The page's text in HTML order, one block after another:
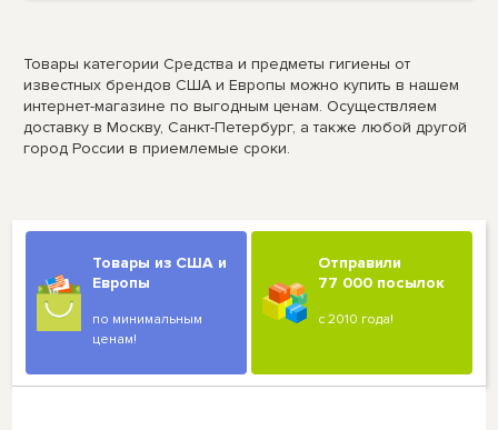
Товары категории Средства и предметы гигиены от
известных брендов США и Европы можно купить в нашем
интернет-магазине по выгодным ценам. Осуществляем
доставку в Москву, Санкт-Петербург, а также любой другой
город России в приемлемые сроки.
Товары из США и
Европы
по минимальным
ценам!
Отправили
77 000 посылок
с 2010 года!